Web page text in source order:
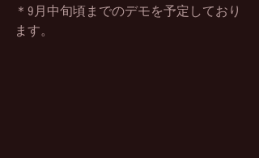
＊9月中旬頃までのデモを予定しており
ます。